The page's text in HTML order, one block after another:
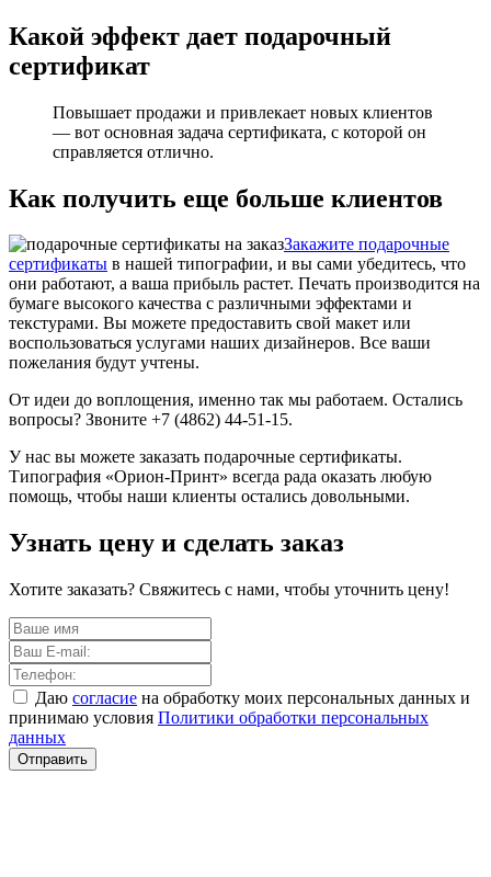
Какой эффект дает подарочный
сертификат
Повышает продажи и привлекает новых клиентов
— вот основная задача сертификата, с которой он
справляется отлично.
Как получить еще больше клиентов
Закажите подарочные
сертификаты в нашей типографии, и вы сами убедитесь, что
они работают, а ваша прибыль растет. Печать производится на
бумаге высокого качества с различными эффектами и
текстурами. Вы можете предоставить свой макет или
воспользоваться услугами наших дизайнеров. Все ваши
пожелания будут учтены.
От идеи до воплощения, именно так мы работаем. Остались
вопросы? Звоните +7 (4862) 44-51-15.
У нас вы можете заказать подарочные сертификаты.
Типография «Орион-Принт» всегда рада оказать любую
помощь, чтобы наши клиенты остались довольными.
Узнать цену и сделать заказ
Хотите заказать? Свяжитесь с нами, чтобы уточнить цену!
Даю согласие на обработку моих персональных данных и
принимаю условия Политики обработки персональных
данных
Отправить